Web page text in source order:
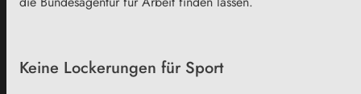
Keine Lockerungen für Sport